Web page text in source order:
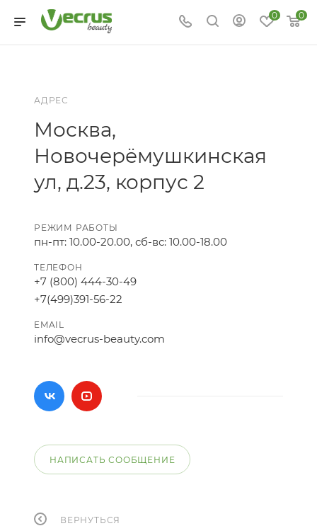
0 0
АДРЕС
Москва,
Новочерёмушкинская
ул, д.23, корпус 2
РЕЖИМ РАБОТЫ
пн-пт: 10.00-20.00, сб-вс: 10.00-18.00
ТЕЛЕФОН
+7 (800) 444-30-49
+7(499)391-56-22
EMAIL
info@vecrus-beauty.com
НАПИСАТЬ СООБЩЕНИЕ
ВЕРНУТЬСЯ